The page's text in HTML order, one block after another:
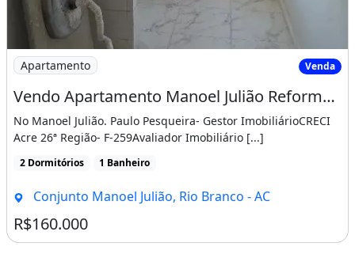
Imagem: Vendo Apartamento Manoel Julião Reformado
Apartamento Venda
Vendo Apartamento Manoel Julião Reformado
No Manoel Julião. Paulo Pesqueira- Gestor ImobiliárioCRECI
Acre 26ª Região- F-259Avaliador Imobiliário [...]
2 Dormitórios 1 Banheiro
Conjunto Manoel Julião, Rio Branco - AC
R$160.000